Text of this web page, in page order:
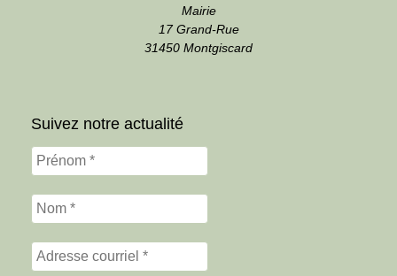
Mairie
17 Grand-Rue
31450 Montgiscard
Suivez notre actualité